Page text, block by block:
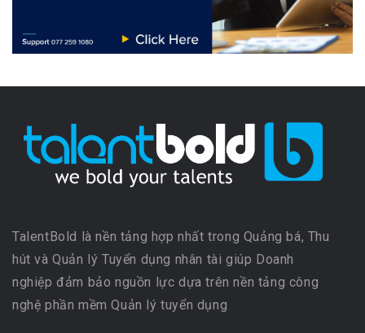
TalentBold là nền tảng hợp nhất trong Quảng bá, Thu
hút và Quản lý Tuyển dụng nhân tài giúp Doanh
nghiệp đảm bảo nguồn lực dựa trên nền tảng công
nghệ phần mềm Quản lý tuyển dụng